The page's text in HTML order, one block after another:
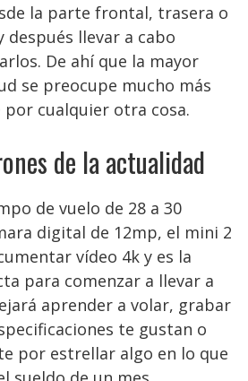
la parte frontal, trasera o
llevar a cabo
De ahí que la mayor
se preocupe mucho más
por cualquier otra cosa.
de la actualidad
de vuelo de 28 a 30
digital de 12mp, el mini 2
vídeo 4k y es la
para comenzar a llevar a
aprender a volar, grabar
te gustan o
por estrellar algo en lo que